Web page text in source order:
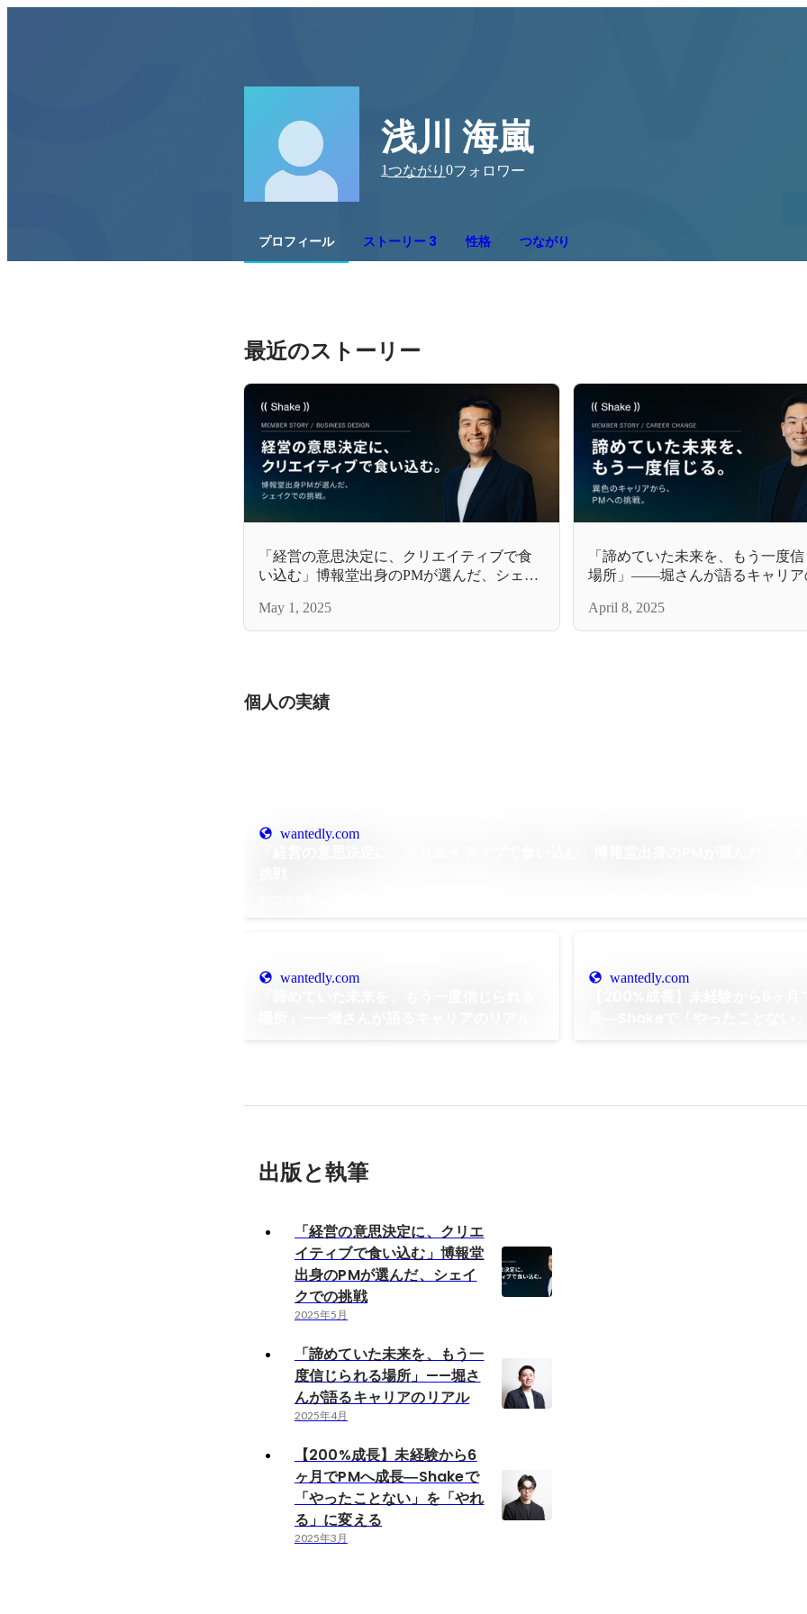
浅川 海嵐
1つながり 0フォロワー
プロフィール ストーリー 3 性格 つながり
最近のストーリー
「経営の意思決定に、クリエイティブで食
い込む」博報堂出身のPMが選んだ、シェイ
May 1, 2025
「諦めていた未来を、もう一度
場所」——堀さんが語るキャリア
April 8, 2025
個人の実績
wantedly.com
wantedly.com wantedly.com
出版と執筆
「経営の意思決定に、クリエ
イティブで食い込む」博報堂
出身のPMが選んだ、シェイ
クでの挑戦
2025年5月
「諦めていた未来を、もう一
度信じられる場所」——堀さ
んが語るキャリアのリアル
2025年4月
【200%成長】未経験から6
ヶ月でPMへ成長―Shakeで
「やったことない」を「やれ
る」に変える
2025年3月